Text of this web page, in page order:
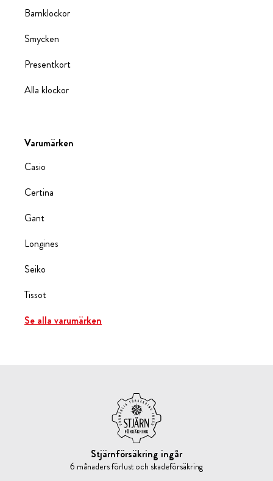
Barnklockor
Smycken
Presentkort
Alla klockor
Varumärken
Casio
Certina
Gant
Longines
Seiko
Tissot
Se alla varumärken
Stjärnförsäkring ingår
6 månaders förlust och skadeförsäkring